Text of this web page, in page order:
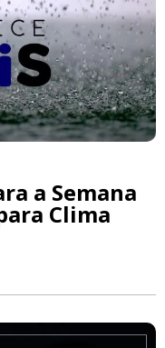
a Semana
Clima